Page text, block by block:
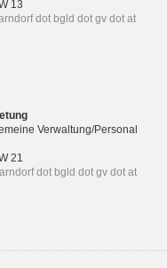
13
dot bgld dot gv dot at
Verwaltung/Personal
21
dot bgld dot gv dot at